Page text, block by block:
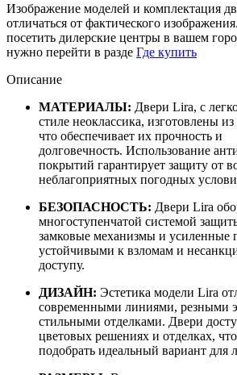
Изображение моделей и комплектация
отличаться от фактического
посетить дилерские центры в вашем
нужно перейти в разде Где купить
Описание
МАТЕРИАЛЫ: Двери Lira, c
стиле неоклассика, изготовлены из
что обеспечивает их прочность и
долговечность. Использование
покрытий гарантирует защиту от
неблагоприятных погодных
БЕЗОПАСНОСТЬ: Двери Lira
многоступенчатой системой
замковые механизмы и усиленные
устойчивыми к взломам и
доступу.
ДИЗАЙН: Эстетика модели Lira
современными линиями, резными
стильными отделками. Двери
цветовых решениях и отделках,
подобрать идеальный вариант для